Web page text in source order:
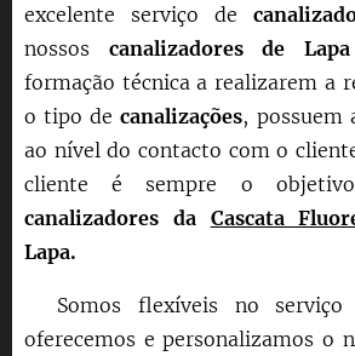
excelente serviço de
nossos canalizadores de Lapa
formação técnica a realizarem a
o tipo decanalizações, possuem
ao nível do contacto com o
cliente é sempre o
canalizadores da Cascata
Lapa.
Somos flexíveis no serviço
oferecemos e personalizamos o